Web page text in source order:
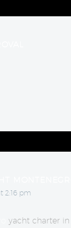
2:16 pm
yacht charter